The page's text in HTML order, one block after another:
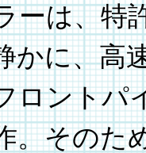
ーは、特
かに、高
ロントパ
。そのた